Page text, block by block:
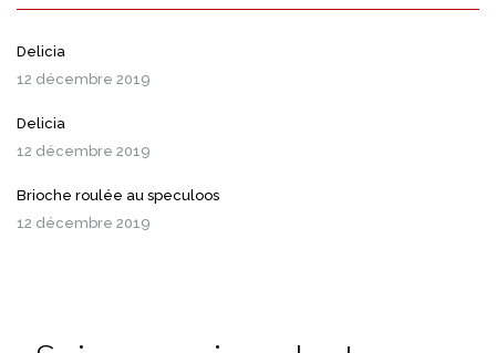
Delicia
12 décembre 2019
Delicia
12 décembre 2019
Brioche roulée au speculoos
12 décembre 2019